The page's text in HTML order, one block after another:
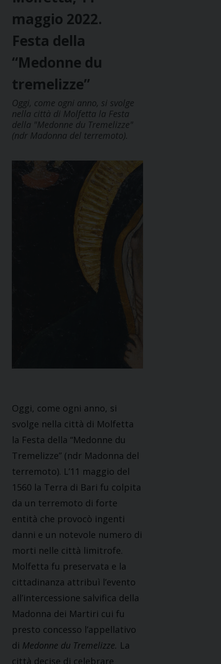
maggio 2022.
Festa della
“Medonne du
tremelizze”
Oggi, come ogni anno, si svolge
nella città di Molfetta la Festa
della "Medonne du Tremelizze"
(ndr Madonna del terremoto).
Oggi, come ogni anno, si
svolge nella città di Molfetta
la Festa della “Medonne du
Tremelizze” (ndr Madonna del
terremoto). L’11 maggio del
1560 la Terra di Bari fu colpita
da un terremoto di forte
entità che provocò ingenti
danni e un notevole numero di
morti nelle città limitrofe.
Molfetta fu preservata e la
cittadinanza attribuì l’evento
all’intercessione salvifica della
Madonna dei Martiri cui fu
presto concesso l’appellativo
di Medonne du Tremelizze. La
città decise di celebrare